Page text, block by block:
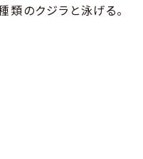
類のクジラと泳げる。